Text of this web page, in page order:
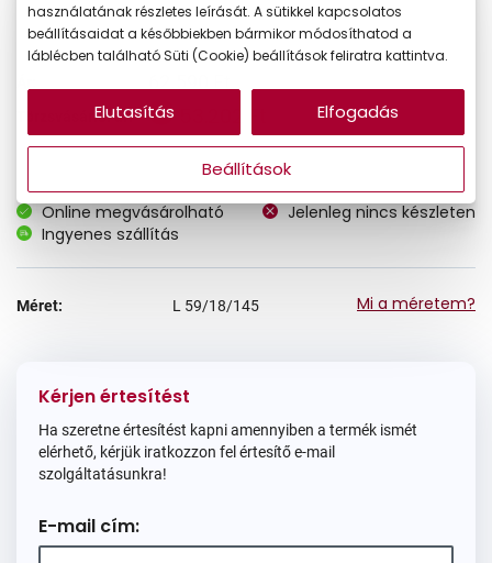
Törzsvásárlói ár:
Online megvásárolható
Jelenleg nincs készleten
Ingyenes szállítás
Méret: L 59/18/145 Mi a méretem?
Kérjen értesítést
Ha szeretne értesítést kapni amennyiben a termék ismét
elérhető, kérjük iratkozzon fel értesítő e-mail
szolgáltatásunkra!
E-mail cím:
használatának részletes leírását. A sütikkel kapcsolatos
beállításaidat a későbbiekben bármikor módosíthatod a
láblécben található Süti (Cookie) beállítások feliratra kattintva.
Beállítások
Elutasítás Elfogadás